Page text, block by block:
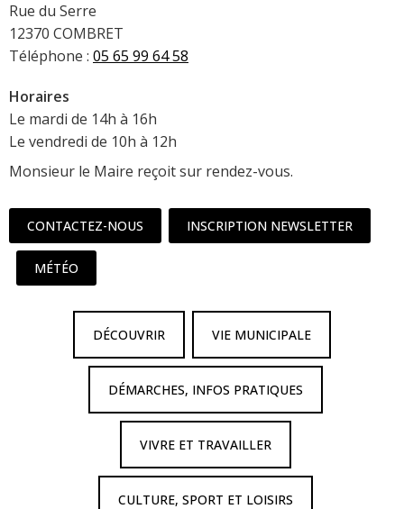
Rue du Serre
12370 COMBRET
Téléphone : 05 65 99 64 58
Horaires
Le mardi de 14h à 16h
Le vendredi de 10h à 12h
Monsieur le Maire reçoit sur rendez-vous.
CONTACTEZ-NOUS INSCRIPTION NEWSLETTER
MÉTÉO
DÉCOUVRIR VIE MUNICIPALE
DÉMARCHES, INFOS PRATIQUES
VIVRE ET TRAVAILLER
CULTURE, SPORT ET LOISIRS